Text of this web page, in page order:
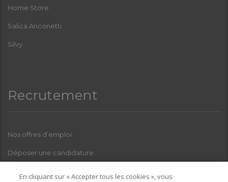
Home Store
Salica Anconetti
Silvy
Recrutement
Nos offres d’emploi
Déposer une candidature
En cliquant sur « Accepter tous les cookies », vous